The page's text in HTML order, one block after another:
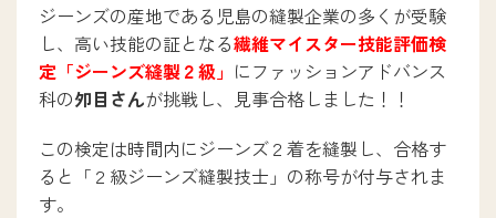
eスポーツビジネス学科
就職サポート
ジーンズの産地である児島の縫製企業の多くが受験
し、高い技能の証となる繊維マイスター技能評価検
定「ジーンズ縫製２級」 にファッションアドバンス
科の夘目さんが挑戦し、見事合格しました！！
この検定は時間内にジーンズ２着を縫製し、合格す
ると「２級ジーンズ縫製技士」の称号が付与されま
す。